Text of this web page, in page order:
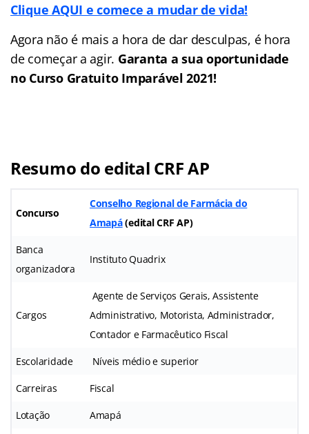
Clique AQUI e comece a mudar de vida!
Agora não é mais a hora de dar desculpas, é hora
de começar a agir. Garanta a sua oportunidade
no Curso Gratuito Imparável 2021!
Resumo do edital CRF AP
Concurso
Conselho Regional de Farmácia do
Amapá(edital CRF AP)
Banca
organizadora
Instituto Quadrix
Cargos
Agente de Serviços Gerais, Assistente
Administrativo, Motorista, Administrador,
Contador e Farmacêutico Fiscal
Escolaridade Níveis médio e superior
Carreiras Fiscal
Lotação Amapá